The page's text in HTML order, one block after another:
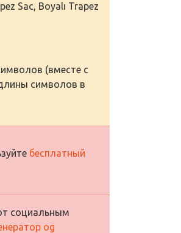
Sac, Boyalı Trapez
(вместе с
символов в
бесплатный
социальным
og